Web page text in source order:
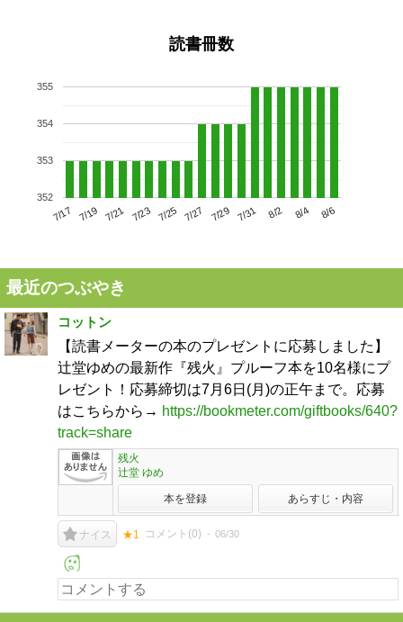
読書冊数
7/17 7/19 7/21 7/23 7/25 7/27 7/29 7/31 8/2 8/4 8/6
352
353
354
355
最近のつぶやき
コットン
【読書メーターの本のプレゼントに応募しました】
辻堂ゆめの最新作『残火』プルーフ本を10名様にプ
レゼント！応募締切は7月6日(月)の正午まで。応募
はこちらから→ https://bookmeter.com/giftbooks/640?
track=share
残火
辻堂 ゆめ
本を登録 あらすじ・内容
ナイス ★1 コメント(0) 06/30